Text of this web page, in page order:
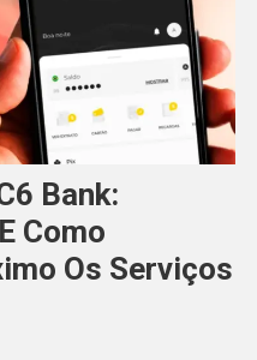
Bank:
Como
Os Serviços